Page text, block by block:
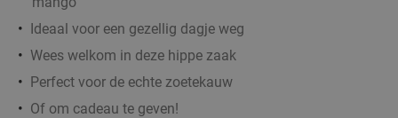
Ideaal voor een gezellig dagje weg
Wees welkom in deze hippe zaak
Perfect voor de echte zoetekauw
Of om cadeau te geven!